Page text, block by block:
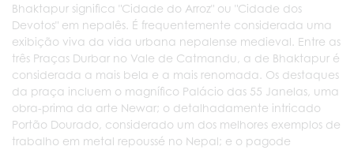
Bhaktapur significa "Cidade do Arroz" ou "Cidade dos
Devotos" em nepalês. É frequentemente considerada uma
exibição viva da vida urbana nepalense medieval. Entre as
três Praças Durbar no Vale de Catmandu, a de Bhaktapur é
considerada a mais bela e a mais renomada. Os destaques
da praça incluem o magnífico Palácio das 55 Janelas, uma
obra-prima da arte Newar; o detalhadamente intricado
Portão Dourado, considerado um dos melhores exemplos de
trabalho em metal repoussé no Nepal; e o pagode